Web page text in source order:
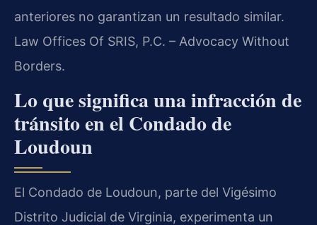
anteriores no garantizan un resultado similar.
Law Offices Of SRIS, P.C. – Advocacy Without
Borders.
Lo que significa una infracción de
tránsito en el Condado de
Loudoun
El Condado de Loudoun, parte del Vigésimo
Distrito Judicial de Virginia, experimenta un